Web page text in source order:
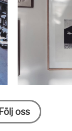
Följ oss